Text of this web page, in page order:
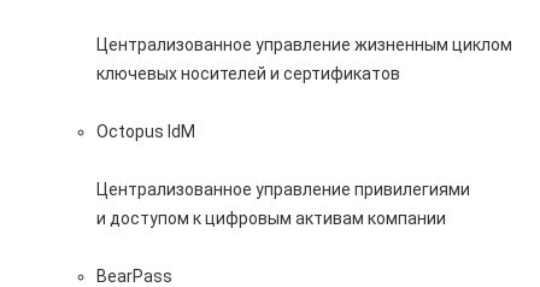
Централизованное управление жизненным циклом
ключевых носителей и сертификатов
Octopus IdM
Централизованное управление привилегиями
и доступом к цифровым активам компании
BearPass